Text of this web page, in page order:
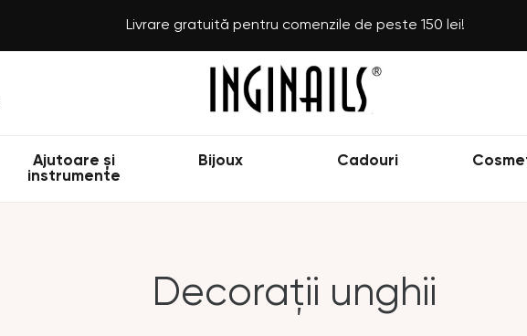
Livrare gratuită pentru comenzile de peste 150 lei!
Ajutoare și
instrumente
Bijoux Cadouri
Decorații unghii